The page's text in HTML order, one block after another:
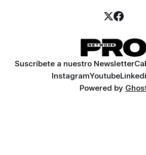
Suscríbete a nuestro Newsletter
InstagramYoutube
Powered by